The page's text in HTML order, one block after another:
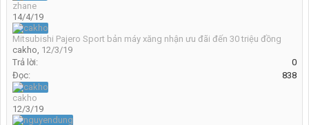
zhane
14/4/19
Mitsubishi Pajero Sport bản máy xăng nhận ưu đãi đến 30 triệu đồng
cakho, 12/3/19
Trả lời:
0
Đọc:
838
cakho
12/3/19